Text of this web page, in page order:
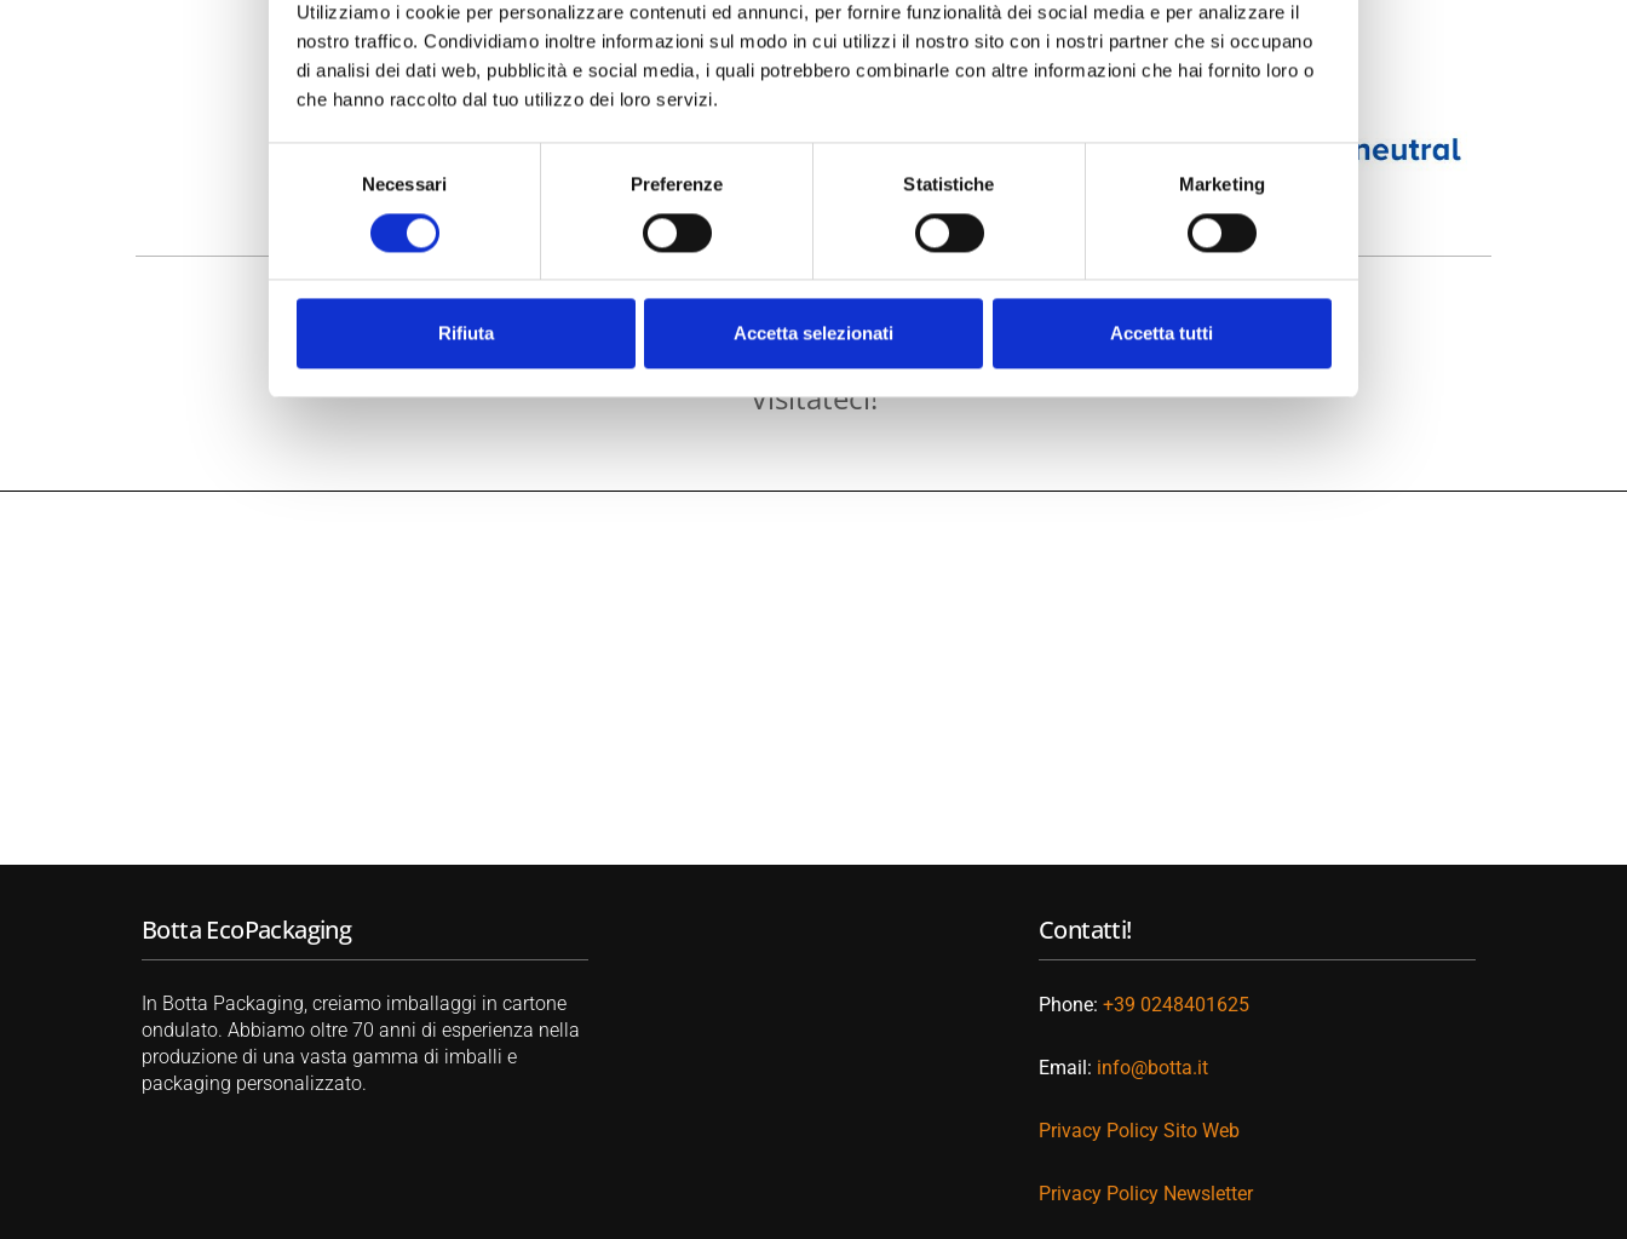
Utilizziamo i cookie per personalizzare contenuti ed annunci, per fornire funzionalità dei social media e per analizzare il
nostro traffico. Condividiamo inoltre informazioni sul modo in cui utilizzi il nostro sito con i nostri partner che si occupano
di analisi dei dati web, pubblicità e social media, i quali potrebbero combinarle con altre informazioni che hai fornito loro o
che hanno raccolto dal tuo utilizzo dei loro servizi.
Necessari Preferenze Statistiche Marketing
Rifiuta Accetta selezionati Accetta tutti
Visitateci!
Botta EcoPackaging
In Botta Packaging, creiamo imballaggi in cartone
ondulato. Abbiamo oltre 70 anni di esperienza nella
produzione di una vasta gamma di imballi e
packaging personalizzato.
Contatti!
Phone: +39 0248401625
Email: info@botta.it
Privacy Policy Sito Web
Privacy Policy Newsletter